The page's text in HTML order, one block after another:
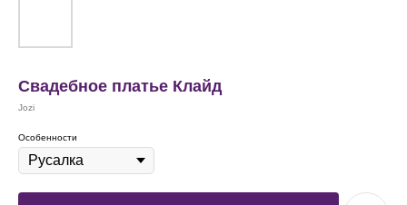
Свадебное платье Клайд
Jozi
Особенности